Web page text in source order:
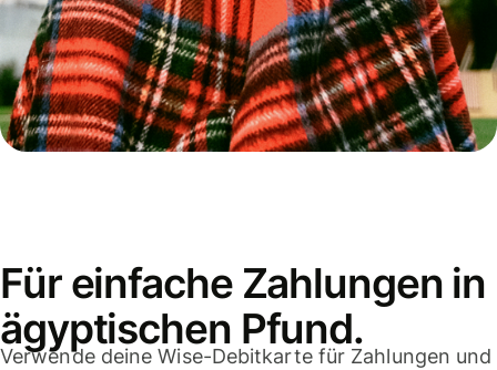
Für einfache Zahlungen in
ägyptischen Pfund.
Verwende deine Wise-Debitkarte für Zahlungen und